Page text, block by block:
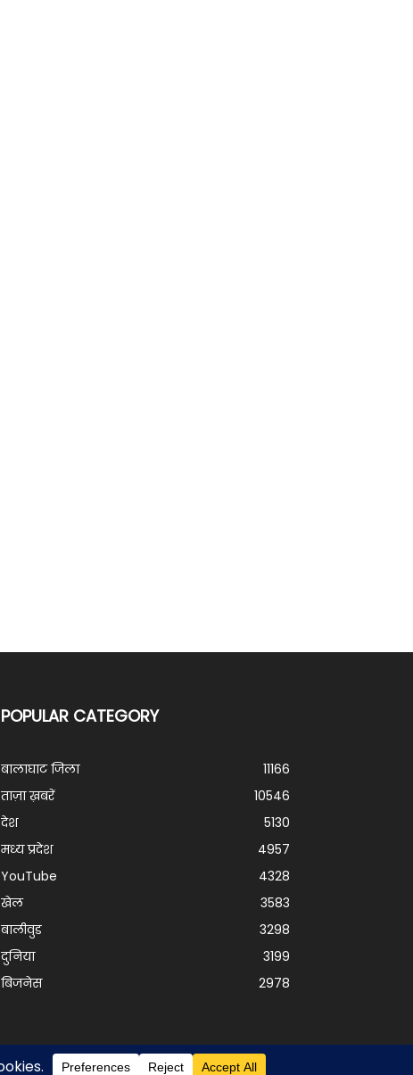
POPULAR CATEGORY
बालाघाट जिला
11166
ताज़ा ख़बरें
10546
देश
5130
मध्य प्रदेश
4957
YouTube
4328
खेल
3583
बालीवुड
3298
दुनिया
3199
बिजनेस
2978